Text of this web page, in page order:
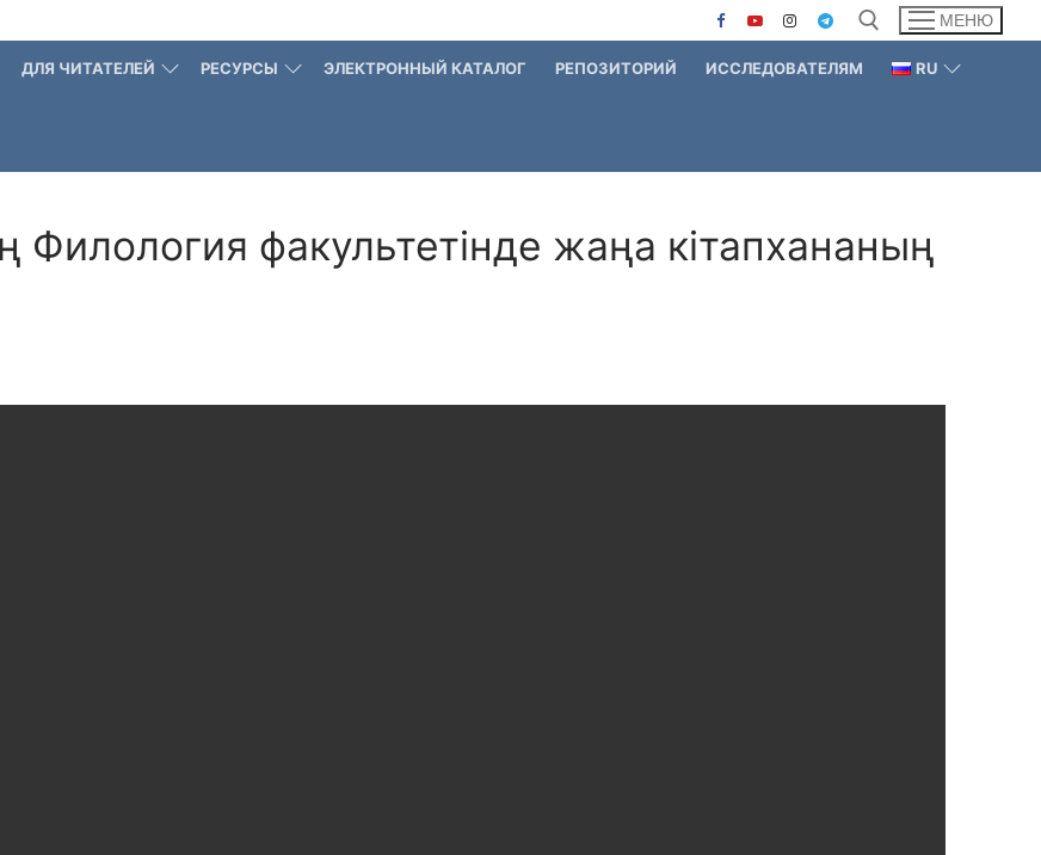
МЕНЮ
ДЛЯ ЧИТАТЕЛЕЙ РЕСУРСЫ ЭЛЕКТРОННЫЙ КАТАЛОГ РЕПОЗИТОРИЙ ИССЛЕДОВАТЕЛЯМ RU
Филология факультетінде жаңа кітапхананың